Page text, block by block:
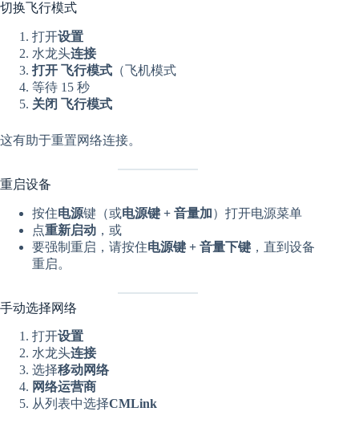
切换飞行模式
打开设置
水龙头连接
打开 飞行模式 （飞机模式
等待 15 秒
关闭 飞行模式
这有助于重置网络连接。
重启设备
按住电源键（或电源键 + 音量加）打开电源菜单
点重新启动 ，或
要强制重启，请按住电源键 + 音量下键 ，直到设备
重启。
手动选择网络
打开设置
水龙头连接
选择移动网络
网络运营商
从列表中选择CMLink